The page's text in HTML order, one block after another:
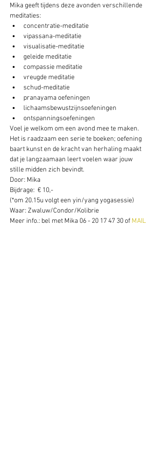
Mika geeft tijdens deze avonden verschillende
meditaties:
concentratie-meditatie
vipassana-meditatie
visualisatie-meditatie
geleide meditatie
compassie meditatie
vreugde meditatie
schud-meditatie
pranayama oefeningen
lichaamsbewustzijnsoefeningen
ontspanningsoefeningen
Voel je welkom om een avond mee te maken.
Het is raadzaam een serie te boeken; oefening
baart kunst en de kracht van herhaling maakt
dat je langzaamaan leert voelen waar jouw
stille midden zich bevindt.
Door: Mika
Bijdrage:  € 10,-
(*om 20.15u volgt een yin/yang yogasessie)
Waar: Zwaluw/Condor/Kolibrie
Meer info.: bel met Mika 06 - 20 17 47 30 of MAIL